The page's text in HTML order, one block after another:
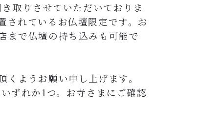
取りさせていただいておりま
れているお仏壇限定です。 お
まで仏壇の持ち込みも可能で
ようお願い申し上げます。
ずれか1つ。お寺さまにご確認